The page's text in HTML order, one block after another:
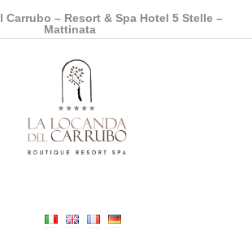
Carrubo – Resort & Spa Hotel 5 Stelle –
Mattinata